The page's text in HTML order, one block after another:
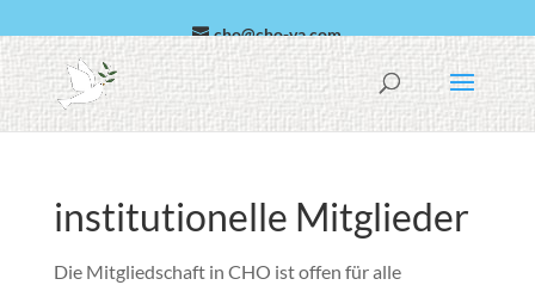
cho@cho-va.com
Arabisch
Español
institutionelle Mitglieder
Die Mitgliedschaft in CHO ist offen für alle